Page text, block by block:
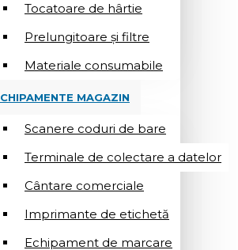
Tocatoare de hârtie
Prelungitoare și filtre
Materiale consumabile
MAGAZIN
Scanere coduri de bare
Terminale de colectare a datelor
Cântare comerciale
Imprimante de etichetă
Echipament de marcare